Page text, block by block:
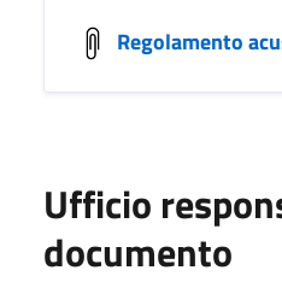
Regolamento
Ufficio
documento